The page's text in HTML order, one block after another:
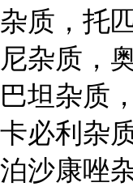
杂质，托
尼杂质，
巴坦杂质
卡必利杂
泊沙康唑